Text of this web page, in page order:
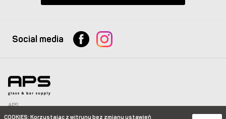
COOKIES: Korzystając z witryny bez zmiany ustawień
Social media
APS
Glass & Bar Supply Sp. z o.o. wszystkie prawa zastrzeżone.